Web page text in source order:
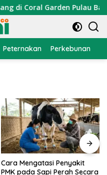
Coral Garden Pulau
Peternakan Perkebunan
Cara Mengatasi Penyakit
PMK pada Sapi Perah Secara